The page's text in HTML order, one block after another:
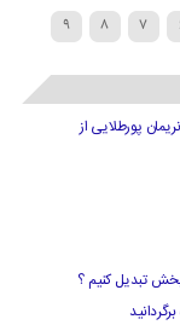
7
8
9
پورطلایی از
تبدیل کنیم ؟